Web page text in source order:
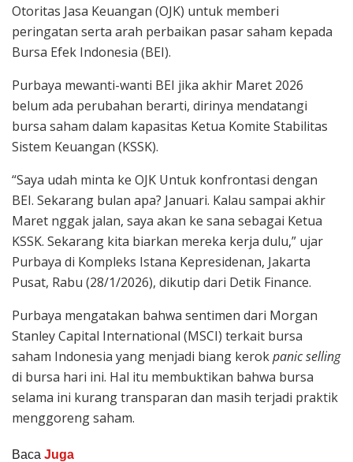
Otoritas Jasa Keuangan (OJK) untuk memberi
peringatan serta arah perbaikan pasar saham kepada
Bursa Efek Indonesia (BEI).
Purbaya mewanti-wanti BEI jika akhir Maret 2026
belum ada perubahan berarti, dirinya mendatangi
bursa saham dalam kapasitas Ketua Komite Stabilitas
Sistem Keuangan (KSSK).
“Saya udah minta ke OJK Untuk konfrontasi dengan
BEI. Sekarang bulan apa? Januari. Kalau sampai akhir
Maret nggak jalan, saya akan ke sana sebagai Ketua
KSSK. Sekarang kita biarkan mereka kerja dulu,” ujar
Purbaya di Kompleks Istana Kepresidenan, Jakarta
Pusat, Rabu (28/1/2026), dikutip dari Detik Finance.
Purbaya mengatakan bahwa sentimen dari Morgan
Stanley Capital International (MSCI) terkait bursa
saham Indonesia yang menjadi biang kerokpanic selling
di bursa hari ini. Hal itu membuktikan bahwa bursa
selama ini kurang transparan dan masih terjadi praktik
menggoreng saham.
Baca Juga